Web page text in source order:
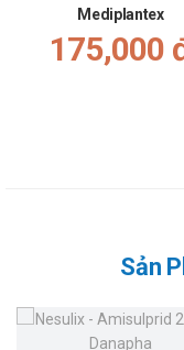
Mediplantex
175,000
Sản